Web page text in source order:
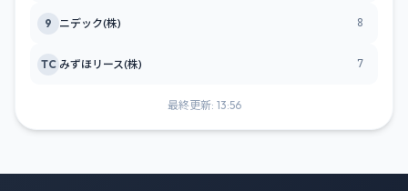
9 ニデック(株) 8
TC みずほリース(株) 7
最終更新: 13:56